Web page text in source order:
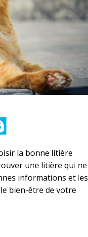
la bonne litière
une litière qui ne
informations et les
bien-être de votre